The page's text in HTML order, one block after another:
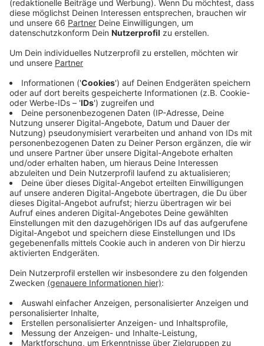
den Ulmenmarkt schlendern. Dort müssen wir jetzt
neuerdings am Eingang unsere Kontaktdaten
angeben.
Veröffentlicht:Samstag, 17.10.2020 06:43
Anzeige
Vor Ort können wir uns dann zum Beispiel auf
Essenstände, Antikes, Vintage und Pflanzen freuen.
Auch die Glühweinsaison wird auf dem Ulmenmarkt
eingeläutet. Los gehts hier um 15 Uhr, der Trödelmarkt
am Aachener Platz beginnt schon um halb 8 Uhr
morgens.
Website Ulmenmarkt:
Website Aachener Platz:
Coronaverfügung vom 13. Oktober 2020:
Ulmenmarkt Eröffnung AD:
Übersicht über Trödelmärkte in Düsseldorf: